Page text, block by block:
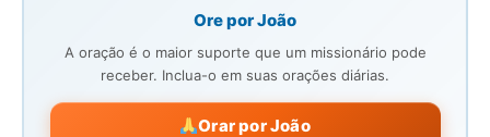
Ore por João
A oração é o maior suporte que um missionário pode
receber. Inclua-o em suas orações diárias.
Orar por João